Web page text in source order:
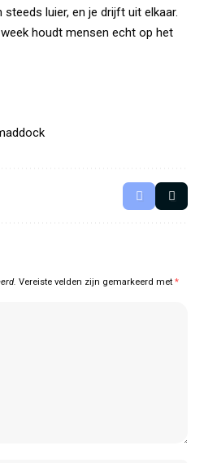
steeds luier, en je drijft uit elkaar.
houdt mensen echt op het
Vereiste velden zijn gemarkeerd met *